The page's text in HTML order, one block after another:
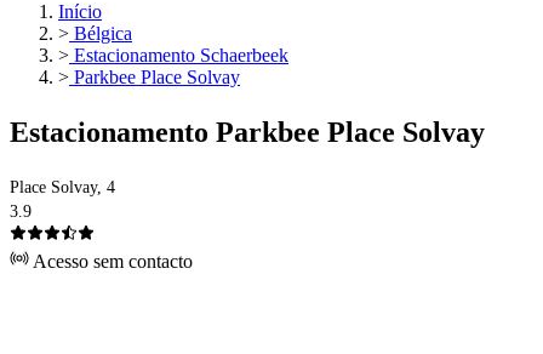
Início
> Bélgica
> Estacionamento Schaerbeek
> Parkbee Place Solvay
Estacionamento Parkbee Place Solvay
Place Solvay, 4
3.9
Acesso sem contacto